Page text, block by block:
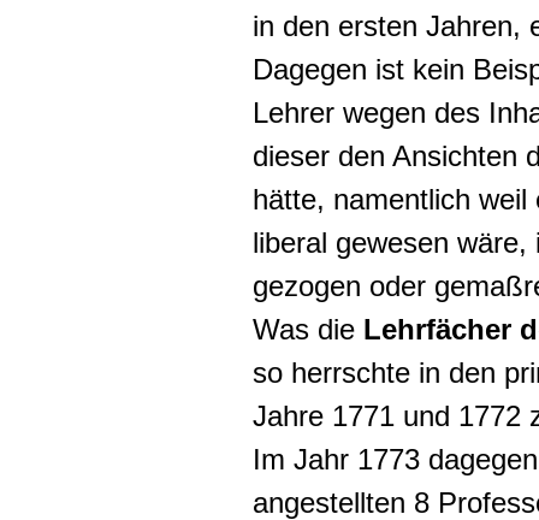
in den ersten Jahren,
Dagegen ist kein
Lehrer wegen des
dieser den Ansichten
hätte, namentlich
liberal gewesen
gezogen oder
Was die Lehrfächer
so herrschte in den
Jahre 1771 und 1772
Im Jahr 1773
angestellten 8